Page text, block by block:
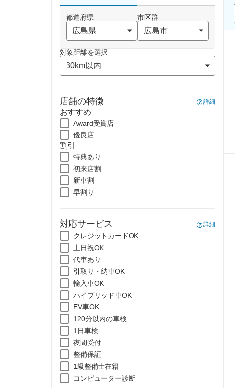
都道府県 市区群
対象距離を選択
店舗の特徴 詳細
おすすめ
Award受賞店
優良店
割引
特典あり
初来店割
新車割
早割り
対応サービス 詳細
クレジットカードOK
土日祝OK
代車あり
引取り・納車OK
輸入車OK
ハイブリッド車OK
EV車OK
120分以内の車検
1日車検
夜間受付
整備保証
1級整備士在籍
コンピューター診断